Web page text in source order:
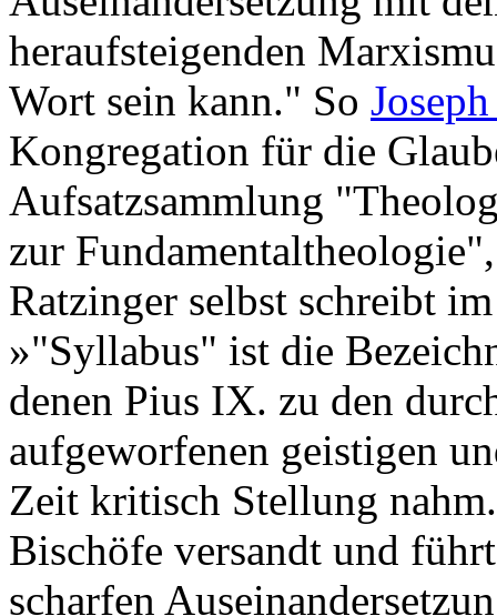
heraufsteigenden
Wort sein kann." So
Kongregation für die
Aufsatzsammlung
zur
Ratzinger selbst schreibt
»"Syllabus" ist die
denen Pius IX. zu den
aufgeworfenen geistigen
Zeit kritisch Stellung
Bischöfe versandt und
scharfen